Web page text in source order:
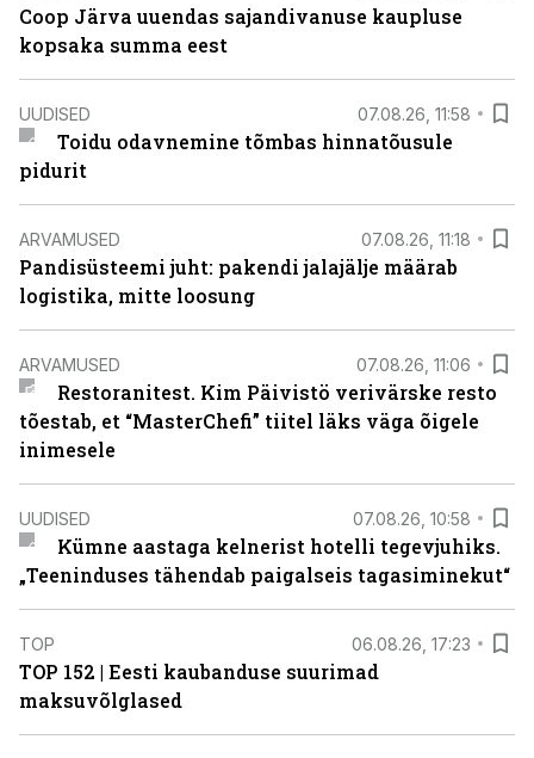
Coop Järva uuendas sajandivanuse kaupluse
kopsaka summa eest
UUDISED 07.08.26, 11:58
Toidu odavnemine tõmbas hinnatõusule
pidurit
ARVAMUSED 07.08.26, 11:18
Pandisüsteemi juht: pakendi jalajälje määrab
logistika, mitte loosung
ARVAMUSED 07.08.26, 11:06
Restoranitest. Kim Päivistö verivärske resto
tõestab, et “MasterChefi” tiitel läks väga õigele
inimesele
UUDISED 07.08.26, 10:58
Kümne aastaga kelnerist hotelli tegevjuhiks.
„Teeninduses tähendab paigalseis tagasiminekut“
TOP 06.08.26, 17:23
TOP 152 | Eesti kaubanduse suurimad
maksuvõlglased